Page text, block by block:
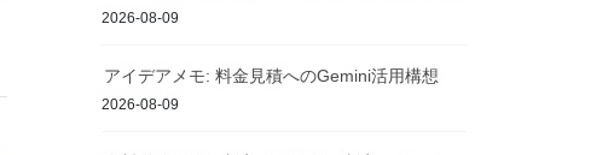
2026-08-09
アイデアメモ: 料金見積へのGemini活用構想
2026-08-09